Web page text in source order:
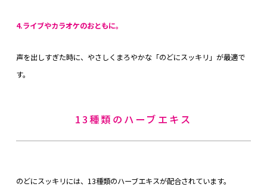
4.ライブやカラオケのおともに。
声を出しすぎた時に、やさしくまろやかな「のどにスッキリ」が最適で
す。
13種類のハーブエキス
のどにスッキリには、13種類のハーブエキスが配合されています。